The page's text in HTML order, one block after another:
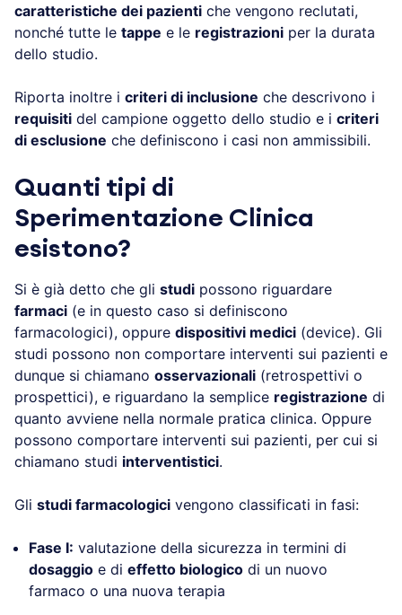
caratteristiche dei pazienti che vengono reclutati,
nonché tutte le tappe e le registrazioni per la durata
dello studio.
Riporta inoltre i criteri di inclusione che descrivono i
requisiti del campione oggetto dello studio e i criteri
di esclusione che definiscono i casi non ammissibili.
Quanti tipi di
Sperimentazione Clinica
esistono?
Si è già detto che gli studi possono riguardare
farmaci (e in questo caso si definiscono
farmacologici), oppure dispositivi medici (device). Gli
studi possono non comportare interventi sui pazienti e
dunque si chiamano osservazionali (retrospettivi o
prospettici), e riguardano la semplice registrazione di
quanto avviene nella normale pratica clinica. Oppure
possono comportare interventi sui pazienti, per cui si
chiamano studi interventistici.
Gli studi farmacologici vengono classificati in fasi:
Fase I: valutazione della sicurezza in termini di
dosaggio e di effetto biologico di un nuovo
farmaco o una nuova terapia